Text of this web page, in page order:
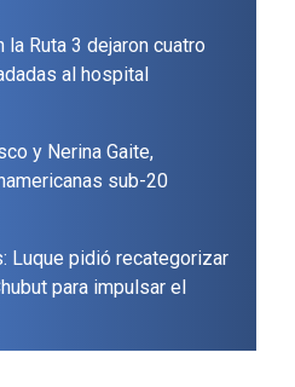
Ruta 3 dejaron cuatro
al hospital
y Nerina Gaite,
sub-20
Luque pidió recategorizar
para impulsar el